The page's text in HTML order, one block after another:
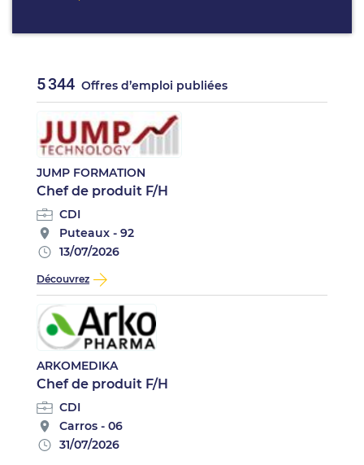
5 344 Offres d’emploi publiées
JUMP FORMATION
Chef de produit F/H
CDI
Puteaux - 92
13/07/2026
Découvrez
ARKOMEDIKA
Chef de produit F/H
CDI
Carros - 06
31/07/2026